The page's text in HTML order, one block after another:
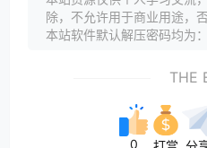
除，不允许用于商业用途，
本站软件默认解压密码均为
THE
0